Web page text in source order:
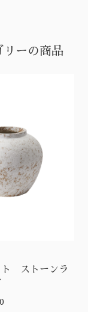
リーの商品
ストーンラ